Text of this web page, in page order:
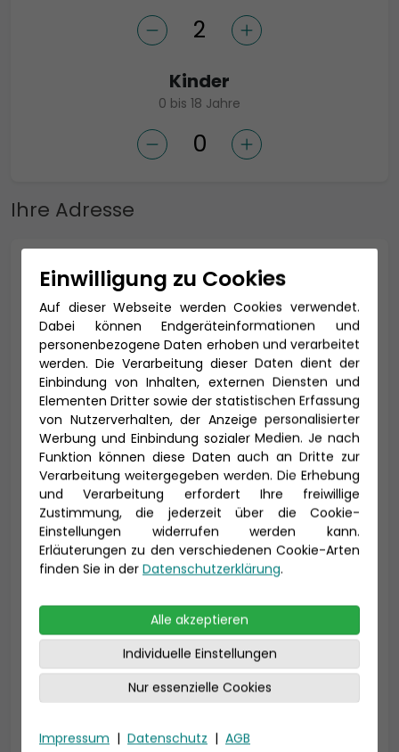
Kinder
0 bis 18 Jahre
Ihre Adresse
Anrede *
Titel
Vorname * Nachname *
E-Mail *
Telefon *
Geburtsdatum
Einwilligung zu Cookies
Auf dieser Webseite werden Cookies verwendet.
Dabei können Endgeräteinformationen und
personenbezogene Daten erhoben und verarbeitet
werden. Die Verarbeitung dieser Daten dient der
Einbindung von Inhalten, externen Diensten und
Elementen Dritter sowie der statistischen Erfassung
von Nutzerverhalten, der Anzeige personalisierter
Werbung und Einbindung sozialer Medien. Je nach
Funktion können diese Daten auch an Dritte zur
Verarbeitung weitergegeben werden. Die Erhebung
und Verarbeitung erfordert Ihre freiwillige
Zustimmung, die jederzeit über die Cookie-
Einstellungen widerrufen werden kann.
Erläuterungen zu den verschiedenen Cookie-Arten
finden Sie in der Datenschutzerklärung.
Alle akzeptieren
Individuelle Einstellungen
Nur essenzielle Cookies
Impressum | Datenschutz | AGB